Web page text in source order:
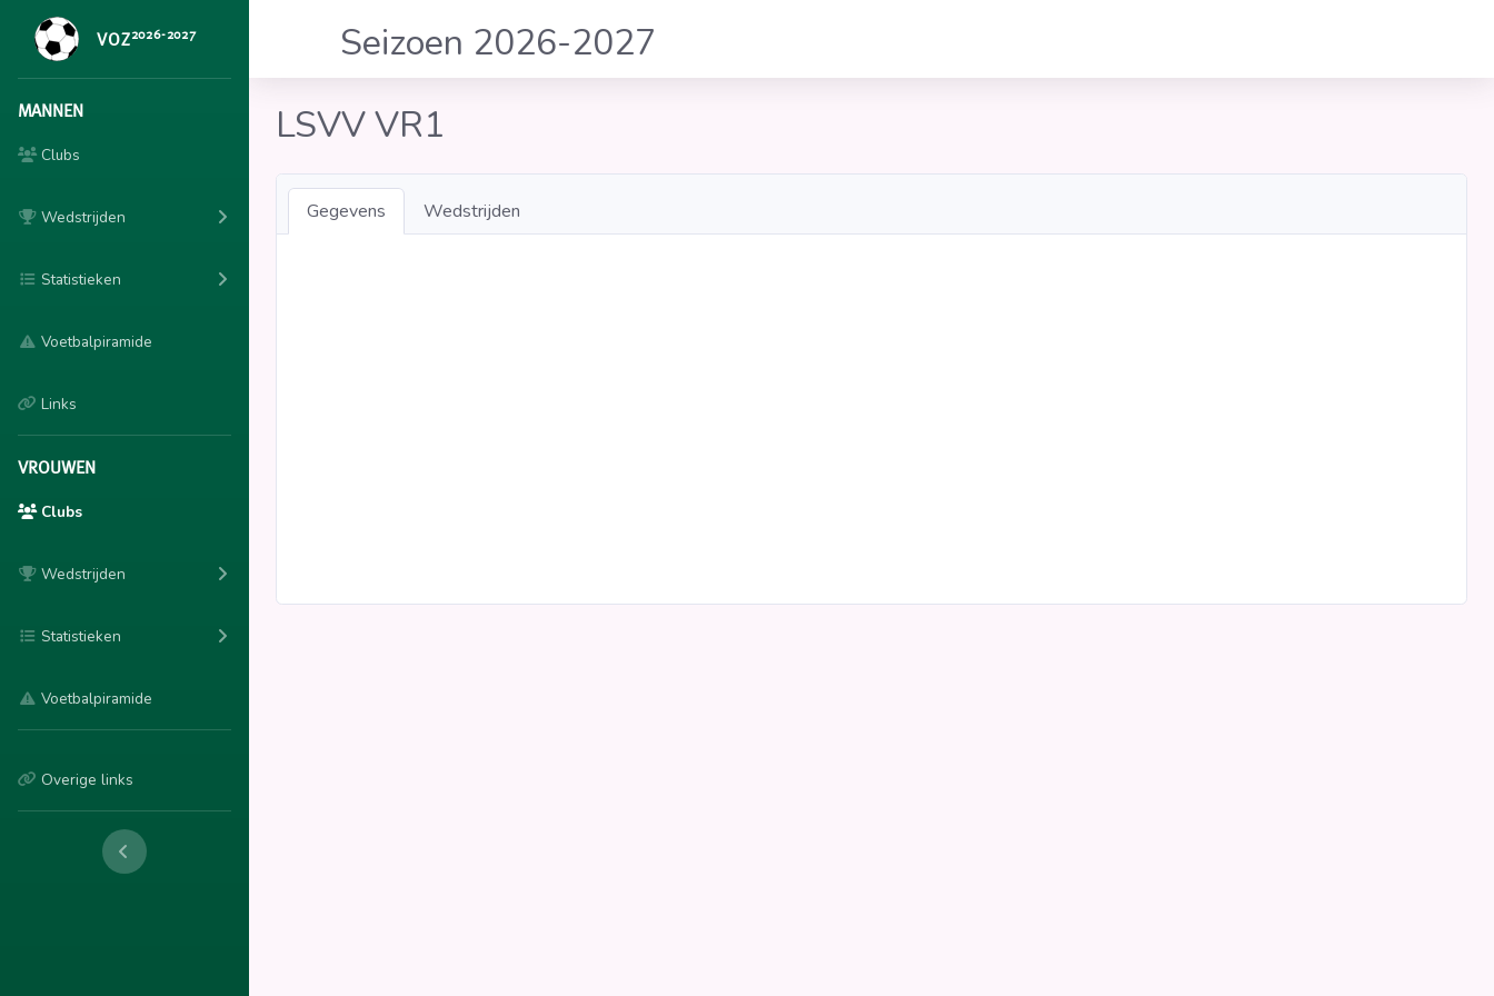
VOZ2026-2027
MANNEN
Clubs
Wedstrijden
Statistieken
Voetbalpiramide
Links
VROUWEN
Clubs
Wedstrijden
Statistieken
Voetbalpiramide
Overige links
Seizoen 2026-2027
LSVV VR1
Gegevens Wedstrijden